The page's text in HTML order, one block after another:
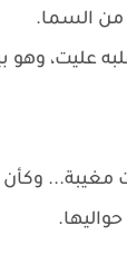
من السما.
عليت،
وكأن